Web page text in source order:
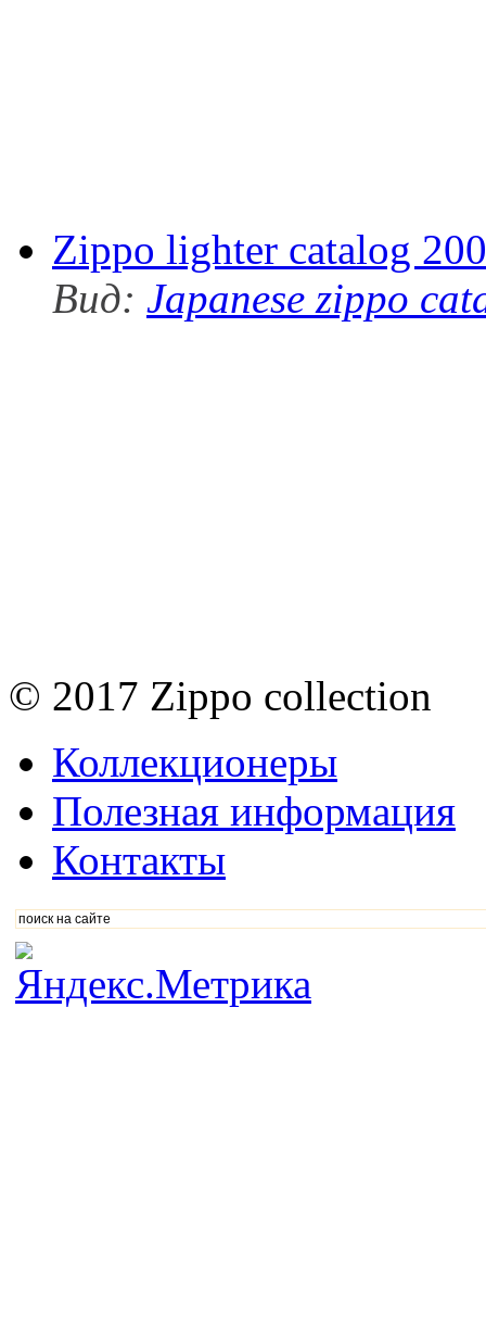
Zippo lighter catalog
Вид: Japanese zippo
© 2017 Zippo collection
Коллекционеры
Полезная информация
Контакты